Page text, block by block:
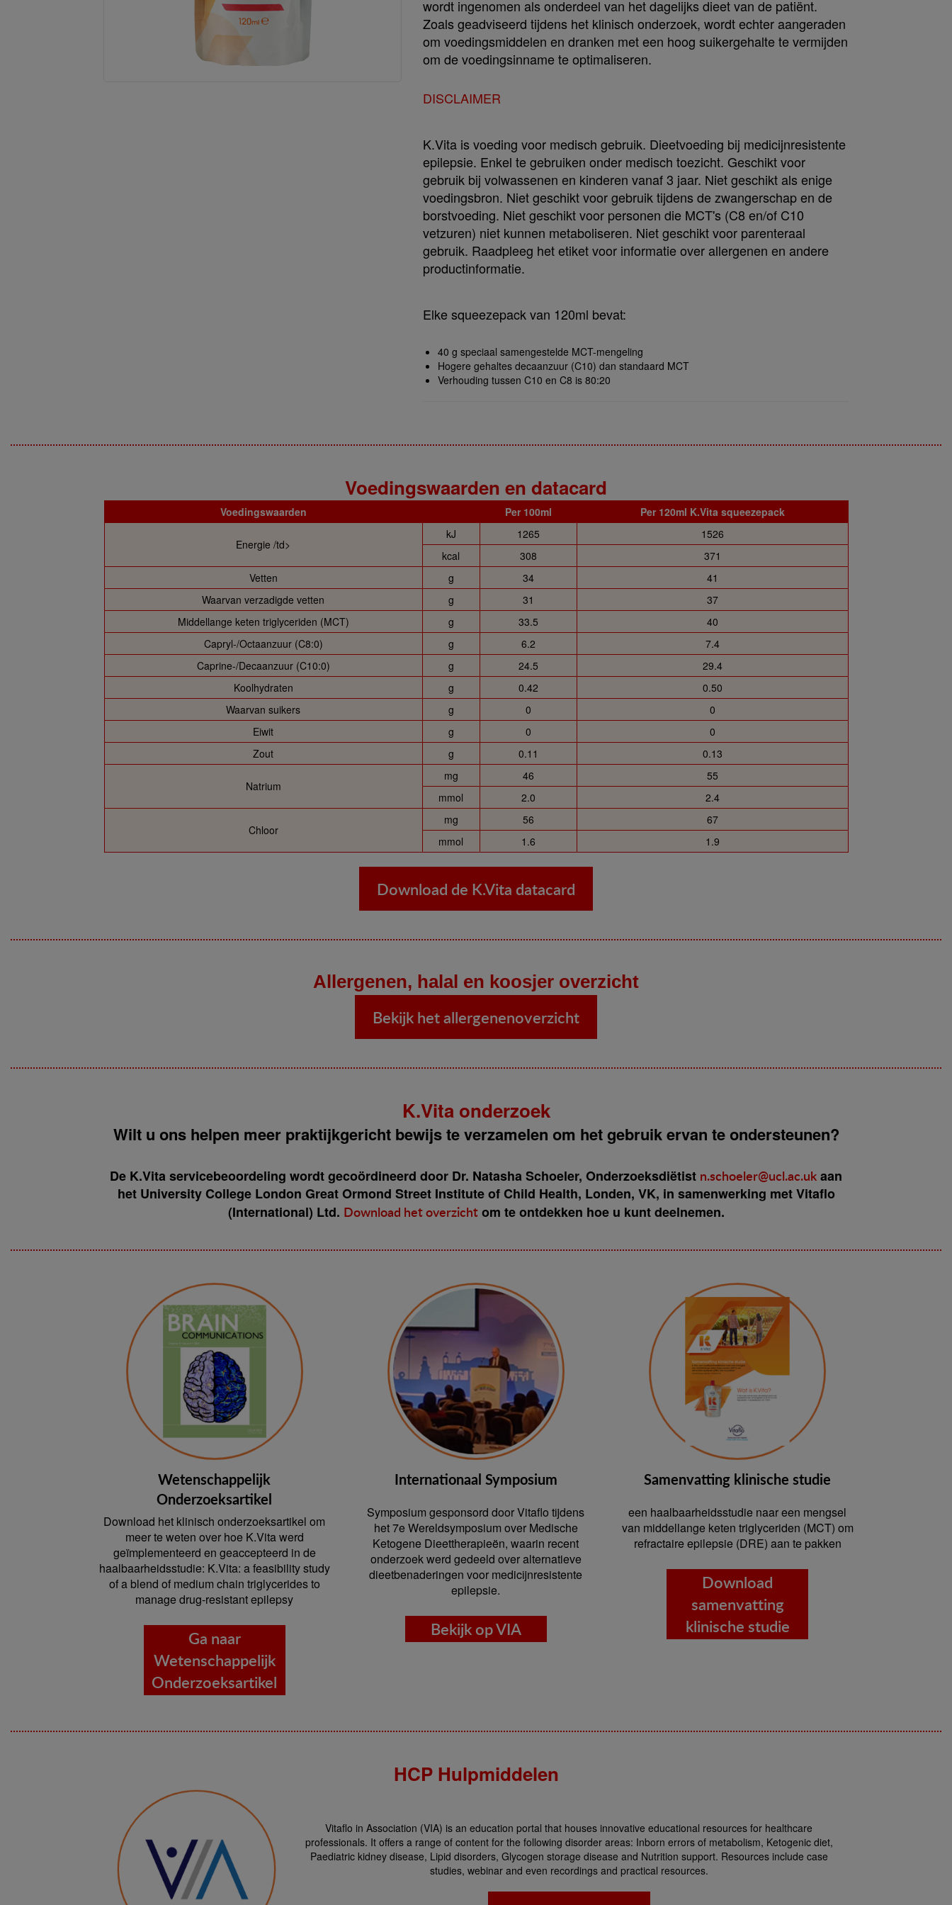
wordt ingenomen als onderdeel van het dagelijks dieet van de patiënt.
Zoals geadviseerd tijdens het klinisch onderzoek, wordt echter aangeraden
om voedingsmiddelen en dranken met een hoog suikergehalte te vermijden
om de voedingsinname te optimaliseren.
DISCLAIMER
K.Vita is voeding voor medisch gebruik. Dieetvoeding bij medicijnresistente
epilepsie. Enkel te gebruiken onder medisch toezicht. Geschikt voor
gebruik bij volwassenen en kinderen vanaf 3 jaar. Niet geschikt als enige
voedingsbron. Niet geschikt voor gebruik tijdens de zwangerschap en de
borstvoeding. Niet geschikt voor personen die MCT's (C8 en/of C10
vetzuren) niet kunnen metaboliseren. Niet geschikt voor parenteraal
gebruik. Raadpleeg het etiket voor informatie over allergenen en andere
productinformatie.
Elke squeezepack van 120ml bevat:
40 g speciaal samengestelde MCT-mengeling
Hogere gehaltes decaanzuur (C10) dan standaard MCT
Verhouding tussen C10 en C8 is 80:20
Voedingswaarden en datacard
Voedingswaarden Per 100ml Per 120ml K.Vita squeezepack
Energie /td>
kJ 1265
1526
kcal
308
371
Vetten
g 34
41
Waarvan verzadigde vetten
g 31
37
Middellange keten triglyceriden (MCT)
g 33.5
40
Capryl-/Octaanzuur (C8:0)
g 6.2
7.4
Caprine-/Decaanzuur (C10:0)
g 24.5
29.4
Koolhydraten
g 0.42
0.50
Waarvan suikers
g 0
0
Eiwit
g 0
0
Zout
g 0.11 0.13
Natrium
mg 46
55
mmol
2.0 2.4
Chloor
mg 56
67
mmol
1.6 1.9
Download de K.Vita datacard
Allergenen, halal en koosjer overzicht
Bekijk het allergenenoverzicht
K.Vita onderzoek
Wilt u ons helpen meer praktijkgericht bewijs te verzamelen om het gebruik ervan te ondersteunen?
De K.Vita servicebeoordeling wordt gecoördineerd door Dr. Natasha Schoeler, Onderzoeksdiëtist n.schoeler@ucl.ac.uk aan
het University College London Great Ormond Street Institute of Child Health, Londen, VK, in samenwerking met Vitaflo
(International) Ltd. Download het overzichtom te ontdekken hoe u kunt deelnemen.
Wetenschappelijk
Onderzoeksartikel
Download het klinisch onderzoeksartikel om
meer te weten over hoe K.Vita werd
geïmplementeerd en geaccepteerd in de
haalbaarheidsstudie: K.Vita: a feasibility study
of a blend of medium chain triglycerides to
manage drug-resistant epilepsy
Ga naar
Wetenschappelijk
Onderzoeksartikel
Internationaal Symposium
Symposium gesponsord door Vitaflo tijdens
het 7e Wereldsymposium over Medische
Ketogene Dieettherapieën, waarin recent
onderzoek werd gedeeld over alternatieve
dieetbenaderingen voor medicijnresistente
epilepsie.
Bekijk op VIA
Samenvatting klinische studie
een haalbaarheidsstudie naar een mengsel
van middellange keten triglyceriden (MCT) om
refractaire epilepsie (DRE) aan te pakken
Download
samenvatting
klinische studie
HCP Hulpmiddelen
Vitaflo in Association (VIA) is an education portal that houses innovative educational resources for healthcare
professionals. It offers a range of content for the following disorder areas: Inborn errors of metabolism, Ketogenic diet,
Paediatric kidney disease, Lipid disorders, Glycogen storage disease and Nutrition support. Resources include case
studies, webinar and even recordings and practical resources.